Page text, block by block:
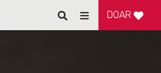
Pesquisar
Alternar
DOAR